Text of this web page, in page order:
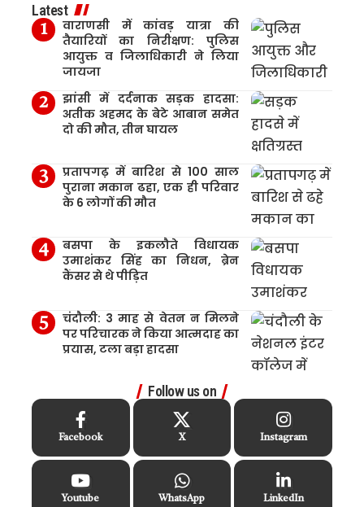
Latest
वाराणसी में कांवड़ यात्रा की
तैयारियों का निरीक्षण: पुलिस
आयुक्त व जिलाधिकारी ने लिया
जायजा
झांसी में दर्दनाक सड़क हादसा:
अतीक अहमद के बेटे आबान समेत
दो की मौत, तीन घायल
प्रतापगढ़ में बारिश से 100 साल
पुराना मकान ढहा, एक ही परिवार
के 6 लोगों की मौत
बसपा के इकलौते विधायक
उमाशंकर सिंह का निधन, ब्रेन
कैंसर से थे पीड़ित
चंदौली: 3 माह से वेतन न मिलने
पर परिचारक ने किया आत्मदाह का
प्रयास, टला बड़ा हादसा
Follow us on
Facebook X Instagram
Youtube WhatsApp LinkedIn